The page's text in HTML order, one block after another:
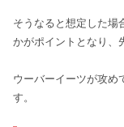
そうなると想定した場
かがポイントとなり、
ウーバーイーツが攻め
す。